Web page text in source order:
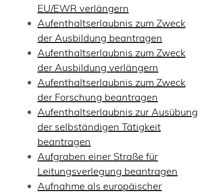
EU/EWR verlängern
Aufenthaltserlaubnis zum Zweck
der Ausbildung beantragen
Aufenthaltserlaubnis zum Zweck
der Ausbildung verlängern
Aufenthaltserlaubnis zum Zweck
der Forschung beantragen
Aufenthaltserlaubnis zur Ausübung
der selbständigen Tätigkeit
beantragen
Aufgraben einer Straße für
Leitungsverlegung beantragen
Aufnahme als europäischer